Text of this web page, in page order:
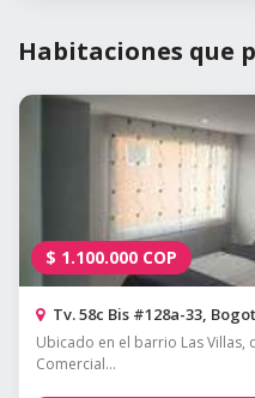
Habitaciones que
$ 1.100.000 COP
Tv. 58c Bis #128a-33,
Ubicado en el barrio Las
Comercial...